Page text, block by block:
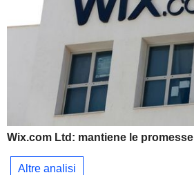
Wix.com Ltd: mantiene le promesse
Altre analisi